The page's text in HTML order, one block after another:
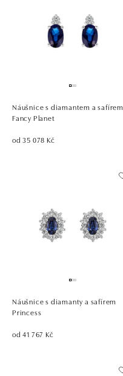
Náušnice s diamantem a safírem
Fancy Planet
od 35 078 Kč
Náušnice s diamanty a safírem
Princess
od 41 767 Kč